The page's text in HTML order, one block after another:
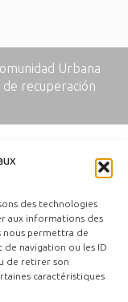
des technologies
aux informations des
nous permettra de
navigation ou les ID
de retirer son
caractéristiques
Urbana
de recuperación